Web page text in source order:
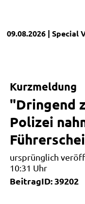
09.08.2026 | Special
Kurzmeldung
"Dringend
Polizei
ursprünglich
10:31 Uhr
BeitragID: 39202